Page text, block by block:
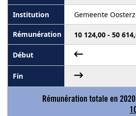
Gemeente
10 124,00 - 50
Rémunération totale en